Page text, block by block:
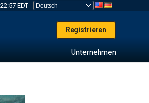
22:57 EDT
Registrieren
Unternehmen